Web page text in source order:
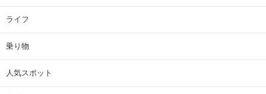
ライフ
乗り物
人気スポット